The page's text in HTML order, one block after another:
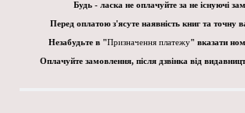
Будь - ласка не оплачуйте за не існуючі
Перед оплатою з'ясуте наявність книг та точну
Незабудьте в "Призначення платежу" вказати
Оплачуйте замовлення, після дзвінка від